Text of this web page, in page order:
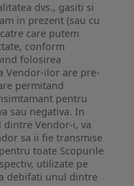
dvs., gasiti si
in prezent (sau cu
care putem
conform
folosirea
Vendor-ilor are pre-
permitand
pentru
sau negativa. In
Vendor-i, va
sa ii fie transmise
toate Scopurile
utilizate pe
debifati unul dintre